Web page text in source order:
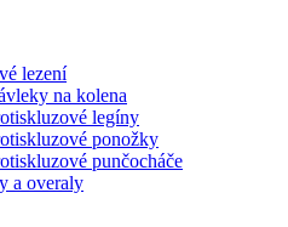
lezení
na kolena
legíny
ponožky
punčocháče
a overaly